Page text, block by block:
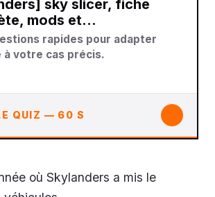
sky slicer, fiche
mods et…
rapides pour adapter
à votre cas précis.
QUIZ — 60 S
où Skylanders a mis le